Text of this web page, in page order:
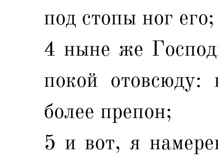
под стопы ног его;
4 ныне же
покой
более препон;
5 и вот, я